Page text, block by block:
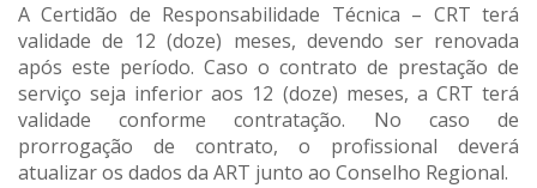
A Certidão de Responsabilidade Técnica – CRT terá
validade de 12 (doze) meses, devendo ser renovada
após este período. Caso o contrato de prestação de
serviço seja inferior aos 12 (doze) meses, a CRT terá
validade conforme contratação. No caso de
prorrogação de contrato, o profissional deverá
atualizar os dados da ART junto ao Conselho Regional.